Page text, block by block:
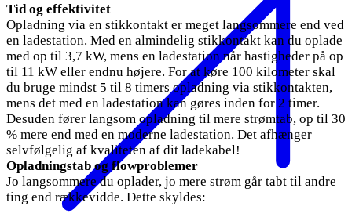
Tid og effektivitet
Opladning via en stikkontakt er meget langsommere end ved
en ladestation. Med en almindelig stikkontakt kan du oplade
med op til 3,7 kW, mens en ladestation når hastigheder på op
til 11 kW eller endnu højere. For at køre 100 kilometer skal
du bruge mindst 5 til 8 timers opladning via stikkontakten,
mens det med en ladestation kan gøres inden for 2 timer.
Desuden fører langsom opladning til mere strømtab, op til 30
% mere end med en moderne ladestation. Det afhænger
selvfølgelig af kvaliteten af dit ladekabel!
Opladningstab og flowproblemer
Jo langsommere du oplader, jo mere strøm går tabt til andre
ting end rækkevidde. Dette skyldes: